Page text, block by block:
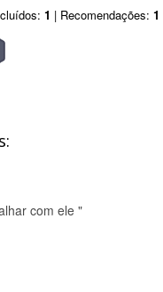
1 | Recomendações: 1
com ele "